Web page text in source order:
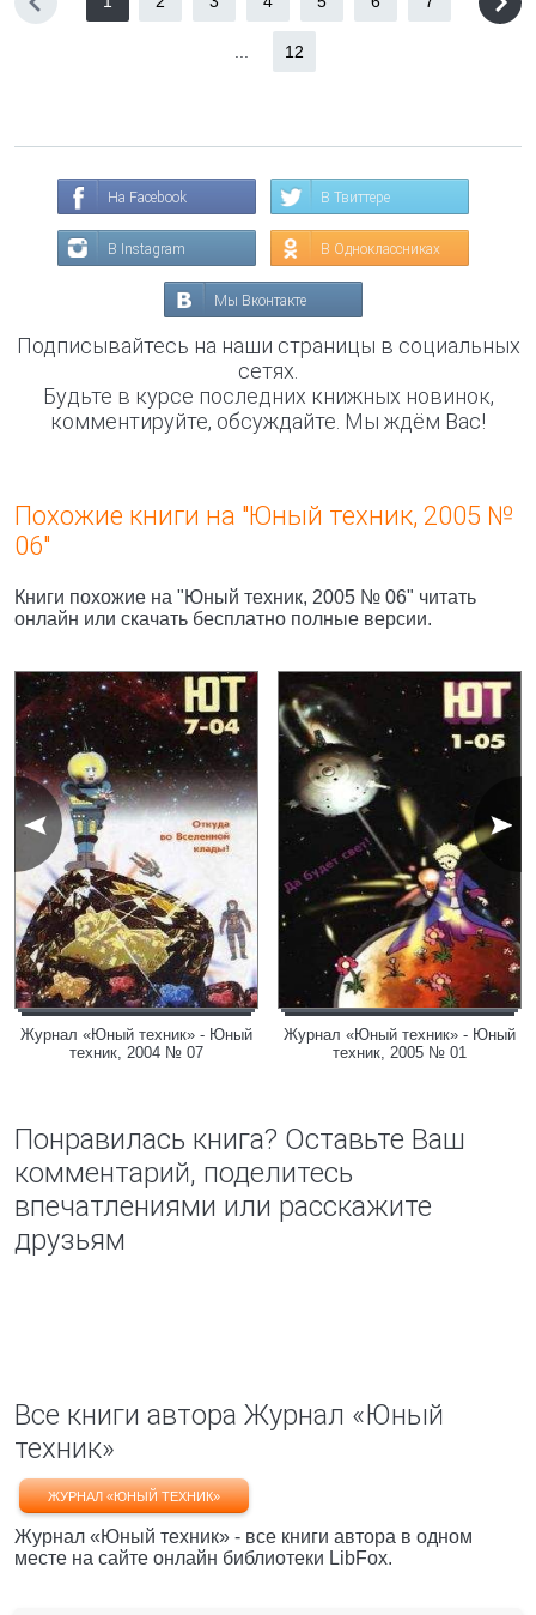
12
На Facebook В Твиттере
В Instagram В Одноклассниках
Мы Вконтакте
Подписывайтесь на наши страницы в социальных
сетях.
Будьте в курсе последних книжных новинок,
комментируйте, обсуждайте. Мы ждём Вас!
Похожие книги на "Юный техник, 2005 №
06"
Книги похожие на "Юный техник, 2005 № 06" читать
онлайн или скачать бесплатно полные версии.
Журнал «Юный техник» - Юный
техник, 2004 № 07
Журнал «Юный техник» - Юный
техник, 2005 № 01
Понравилась книга? Оставьте Ваш
комментарий, поделитесь
впечатлениями или расскажите
друзьям
Все книги автора Журнал «Юный
техник»
ЖУРНАЛ «ЮНЫЙ ТЕХНИК»
Журнал «Юный техник» - все книги автора в одном
месте на сайте онлайн библиотеки LibFox.